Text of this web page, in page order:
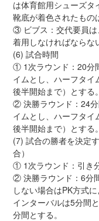
は体育館用シューズ
靴底が着色されたもの
③ ビブス：交代要員は
着用しなければならな
(6) 試合時間
① 1次ラウンド：20分
イムとし、ハーフタイ
後半開始まで）とする。
② 決勝ラウンド：24
イムとし、ハーフタイ
後半開始まで）とする。
(7) 試合の勝者を決定
合）
① 1次ラウンド：引き
② 決勝ラウンド：6分
しない場合はPK方式
インターバルは5分間
分間とする。